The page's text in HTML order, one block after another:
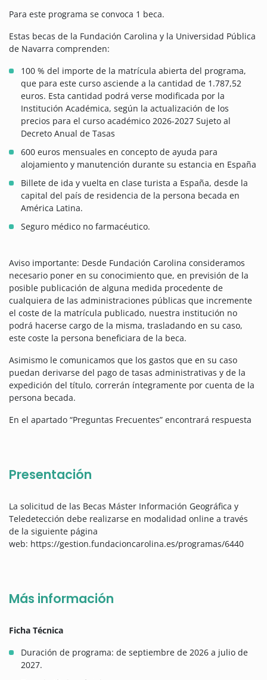
Para este programa se convoca 1 beca.
Estas becas de la Fundación Carolina y la Universidad Pública
de Navarra comprenden:
100 % del importe de la matrícula abierta del programa,
que para este curso asciende a la cantidad de 1.787,52
euros. Esta cantidad podrá verse modificada por la
Institución Académica, según la actualización de los
precios para el curso académico 2026-2027 Sujeto al
Decreto Anual de Tasas
600 euros mensuales en concepto de ayuda para
alojamiento y manutención durante su estancia en España
Billete de ida y vuelta en clase turista a España, desde la
capital del país de residencia de la persona becada en
América Latina.
Seguro médico no farmacéutico.
Aviso importante: Desde Fundación Carolina consideramos
necesario poner en su conocimiento que, en previsión de la
posible publicación de alguna medida procedente de
cualquiera de las administraciones públicas que incremente
el coste de la matrícula publicado, nuestra institución no
podrá hacerse cargo de la misma, trasladando en su caso,
este coste la persona beneficiara de la beca.
Asimismo le comunicamos que los gastos que en su caso
puedan derivarse del pago de tasas administrativas y de la
expedición del título, correrán íntegramente por cuenta de la
persona becada.
En el apartado “Preguntas Frecuentes” encontrará respuesta
Presentación
La solicitud de las Becas Máster Información Geográfica y
Teledetección debe realizarse en modalidad online a través
de la siguiente página
web: https://gestion.fundacioncarolina.es/programas/6440
Más información
Ficha Técnica
Duración de programa: de septiembre de 2026 a julio de
2027.